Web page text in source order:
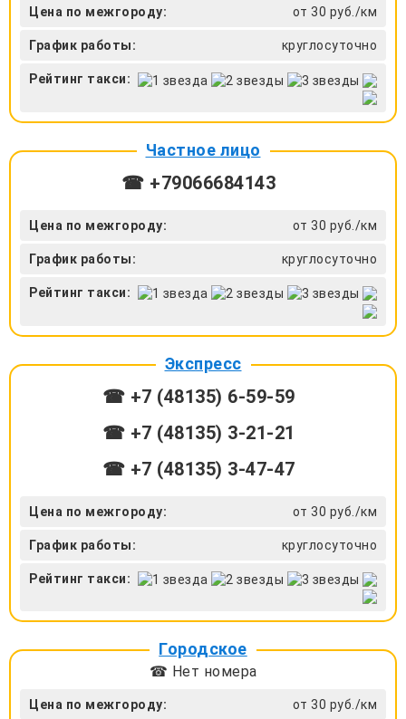
Цена по межгороду: от 30 руб./км
График работы: круглосуточно
Рейтинг такси:
Частное лицо
☎ +79066684143
Цена по межгороду: от 30 руб./км
График работы: круглосуточно
Рейтинг такси:
Экспресс
☎ +7 (48135) 6-59-59
☎ +7 (48135) 3-21-21
☎ +7 (48135) 3-47-47
Цена по межгороду: от 30 руб./км
График работы: круглосуточно
Рейтинг такси:
Городское
☎ Нет номера
Цена по межгороду: от 30 руб./км